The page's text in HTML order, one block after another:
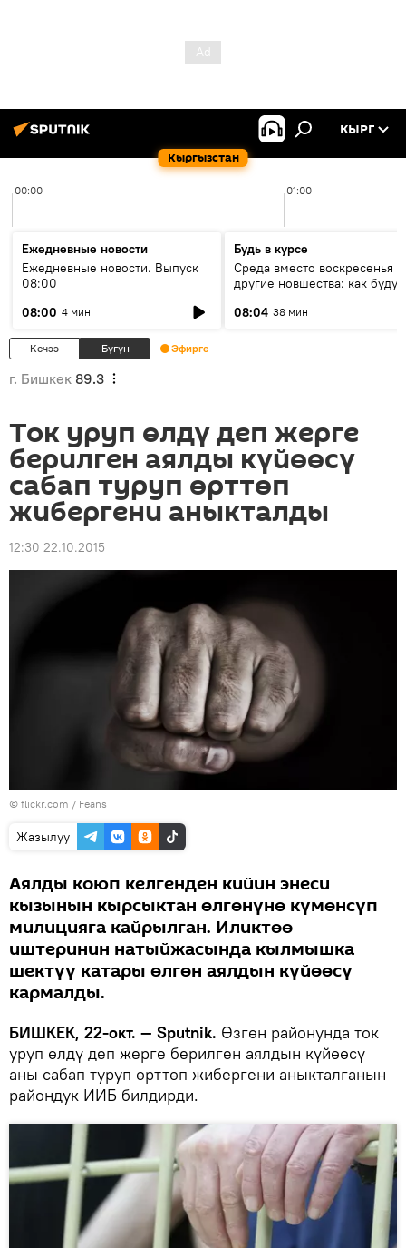
Кыргызстан
КЫРГ
00:00 01:00
Ежедневные новости
Ежедневные новости. Выпуск
08:00
08:00 4 мин
Будь в курсе
Среда вместо воскресенья и
другие новшества: как будут
08:04 38 мин
Кечээ Бүгүн Эфирге
г. Бишкек 89.3
Ток уруп өлдү деп жерге
берилген аялды күйөөсү
сабап туруп өрттөп
жибергени аныкталды
12:30 22.10.2015
© flickr.com / Feans
Жазылуу
Аялды коюп келгенден кийин энеси
кызынын кырсыктан өлгөнүнө күмөнсүп
милицияга кайрылган. Иликтөө
иштеринин натыйжасында кылмышка
шектүү катары өлгөн аялдын күйөөсү
кармалды.
БИШКЕК, 22-окт. — Sputnik. Өзгөн районунда ток
уруп өлдү деп жерге берилген аялдын күйөөсү
аны сабап туруп өрттөп жибергени аныкталганын
райондук ИИБ билдирди.